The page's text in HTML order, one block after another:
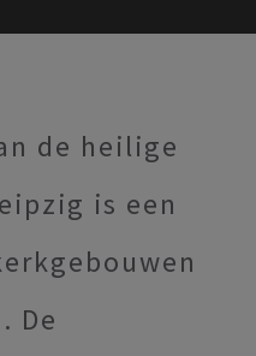
de heilige
is een
De